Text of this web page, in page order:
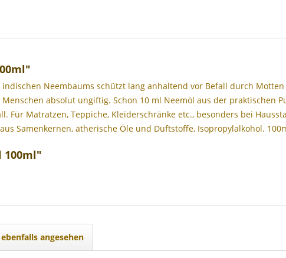
indischen Neembaums schützt lang anhaltend vor Befall durch
absolut ungiftig. Schon 10 ml Neemöl aus der praktischen
Für Matratzen, Teppiche, Kleiderschränke etc., besonders bei
Samenkernen, ätherische Öle und Duftstoffe, Isopropylalkohol.
100ml"
angesehen